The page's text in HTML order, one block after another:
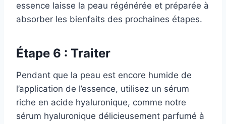
essence laisse la peau régénérée et préparée à
absorber les bienfaits des prochaines étapes.
Étape 6 : Traiter
Pendant que la peau est encore humide de
l’application de l’essence, utilisez un sérum
riche en acide hyaluronique, comme notre
sérum hyaluronique délicieusement parfumé à